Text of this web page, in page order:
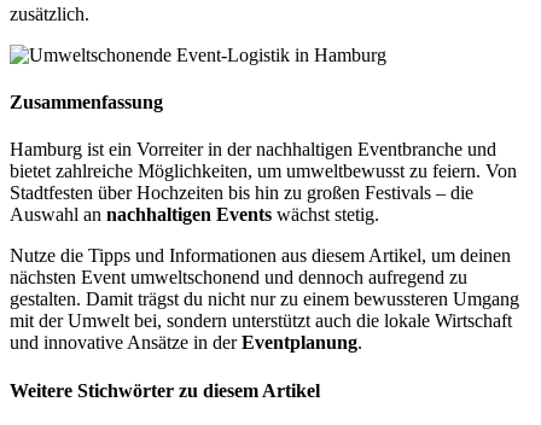
zusätzlich.
Zusammenfassung
Hamburg ist ein Vorreiter in der nachhaltigen Eventbranche und
bietet zahlreiche Möglichkeiten, um umweltbewusst zu feiern. Von
Stadtfesten über Hochzeiten bis hin zu großen Festivals – die
Auswahl an nachhaltigen Events wächst stetig.
Nutze die Tipps und Informationen aus diesem Artikel, um deinen
nächsten Event umweltschonend und dennoch aufregend zu
gestalten. Damit trägst du nicht nur zu einem bewussteren Umgang
mit der Umwelt bei, sondern unterstützt auch die lokale Wirtschaft
und innovative Ansätze in derEventplanung.
Weitere Stichwörter zu diesem Artikel